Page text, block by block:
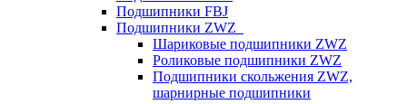
Подшипники FBJ
Подшипники ZWZ
Шариковые подшипники ZWZ
Роликовые подшипники ZWZ
Подшипники скольжения ZWZ,
шарнирные подшипники